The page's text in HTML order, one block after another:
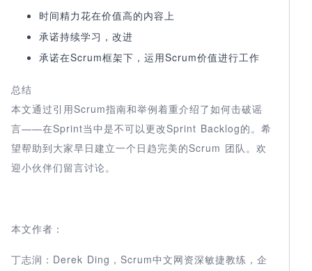
时间精力花在价值高的内容上
承诺持续学习，改进
承诺在Scrum框架下，运用Scrum价值进行工作
总结
本文通过引用Scrum指南和举例着重介绍了如何击破谣
言——在Sprint当中是不可以更改Sprint Backlog的。希
望帮助到大家早日建立一个日趋完美的Scrum 团队。欢
迎小伙伴们留言讨论。
本文作者：
丁志润：Derek Ding，Scrum中文网资深敏捷教练，企